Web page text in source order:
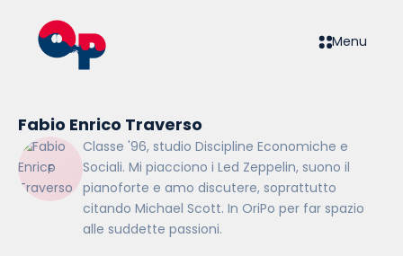
Menu
Fabio Enrico Traverso
Classe '96, studio Discipline Economiche e
Sociali. Mi piacciono i Led Zeppelin, suono il
pianoforte e amo discutere, soprattutto
citando Michael Scott. In OriPo per far spazio
alle suddette passioni.